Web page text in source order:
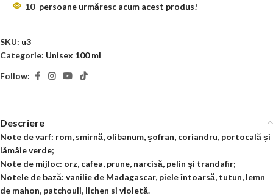
10 persoane urmăresc acum acest produs!
SKU: u3
Categorie: Unisex 100 ml
Follow:
Descriere
Note de varf: rom, smirnă, olibanum, șofran, coriandru, portocală și
lămâie verde;
Note de mijloc: orz, cafea, prune, narcisă, pelin și trandafir;
Notele de bază: vanilie de Madagascar, piele întoarsă, tutun, lemn
de mahon, patchouli, lichen si violetă.